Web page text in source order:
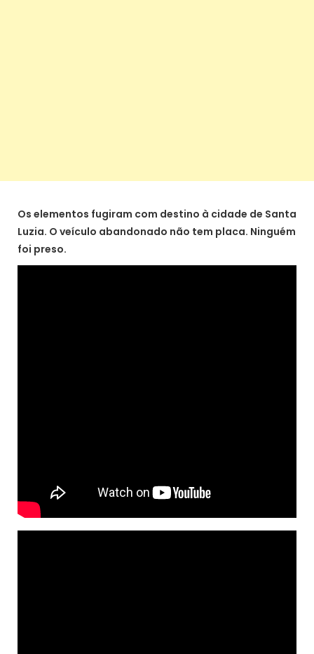
Os elementos fugiram com destino à cidade de Santa
Luzia. O veículo abandonado não tem placa. Ninguém
foi preso.